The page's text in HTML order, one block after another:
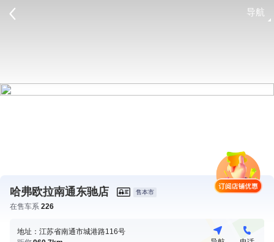
导航
哈弗欧拉南通东驰店 售本市
在售车系 226
地址：江苏省南通市城港路116号